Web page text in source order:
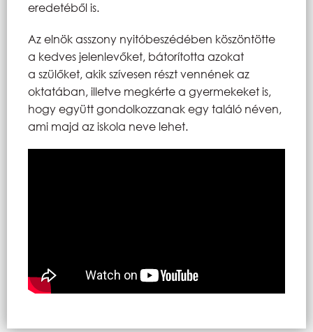
eredetéből is.
Az elnök asszony nyitóbeszédében köszöntötte
a kedves jelenlevőket, bátorította azokat
a szülőket, akik szívesen részt vennének az
oktatában, illetve megkérte a gyermekeket is,
hogy együtt gondolkozzanak egy találó néven,
ami majd az iskola neve lehet.